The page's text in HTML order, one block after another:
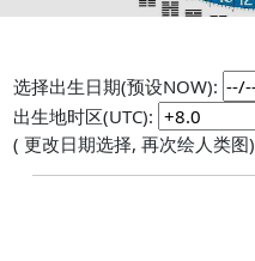
选择出生日期(预设NOW):
出生地时区(UTC):
( 更改日期选择, 再次绘人类图)